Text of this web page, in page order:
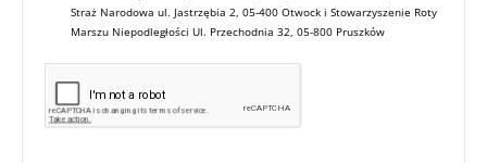
Straż Narodowa ul. Jastrzębia 2, 05-400 Otwock i Stowarzyszenie Roty
Marszu Niepodległości Ul. Przechodnia 32, 05-800 Pruszków